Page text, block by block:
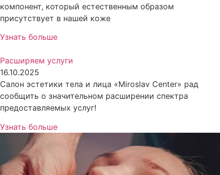
компонент, который естественным образом
присутствует в нашей коже
Узнать больше
Расширяем услуги
16.10.2025
Салон эстетики тела и лица «Miroslav Center» рад
сообщить о значительном расширении спектра
предоставляемых услуг!
Узнать больше